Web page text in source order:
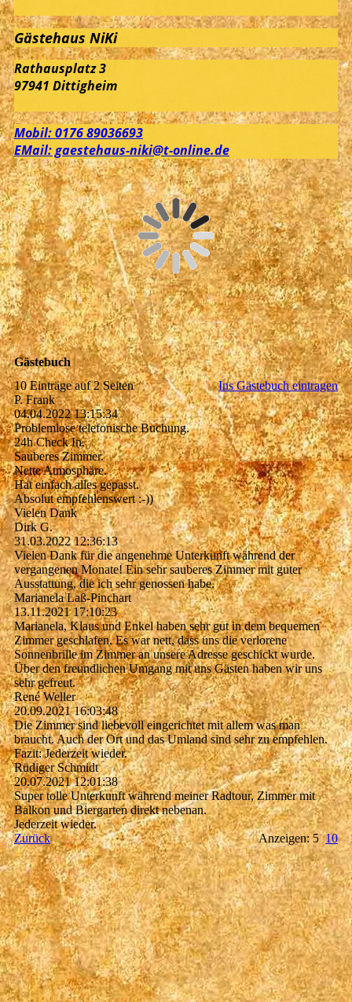
Gästehaus NiKi
Rathausplatz 3
97941 Dittigheim
Mobil: 0176 89036693
EMail: gaestehaus-niki@t-online.de
Gästebuch
10 Einträge auf 2 Seiten
Ins Gästebuch eintragen
P. Frank
04.04.2022 13:15:34
Problemlose telefonische Buchung.
24h Check In.
Sauberes Zimmer.
Nette Atmosphäre.
Hat einfach alles gepasst.
Absolut empfehlenswert :-))
Vielen Dank
Dirk G.
31.03.2022 12:36:13
Vielen Dank für die angenehme Unterkunft während der
vergangenen Monate! Ein sehr sauberes Zimmer mit guter
Ausstattung, die ich sehr genossen habe.
Marianela Laß-Pinchart
13.11.2021 17:10:23
Marianela, Klaus und Enkel haben sehr gut in dem bequemen
Zimmer geschlafen. Es war nett, dass uns die verlorene
Sonnenbrille im Zimmer an unsere Adresse geschickt wurde.
Über den freundlichen Umgang mit uns Gästen haben wir uns
sehr gefreut.
René Weller
20.09.2021 16:03:48
Die Zimmer sind liebevoll eingerichtet mit allem was man
braucht. Auch der Ort und das Umland sind sehr zu empfehlen.
Fazit: Jederzeit wieder.
Rüdiger Schmidt
20.07.2021 12:01:38
Super tolle Unterkunft während meiner Radtour, Zimmer mit
Balkon und Biergarten direkt nebenan.
Jederzeit wieder.
Zurück
Anzeigen: 510